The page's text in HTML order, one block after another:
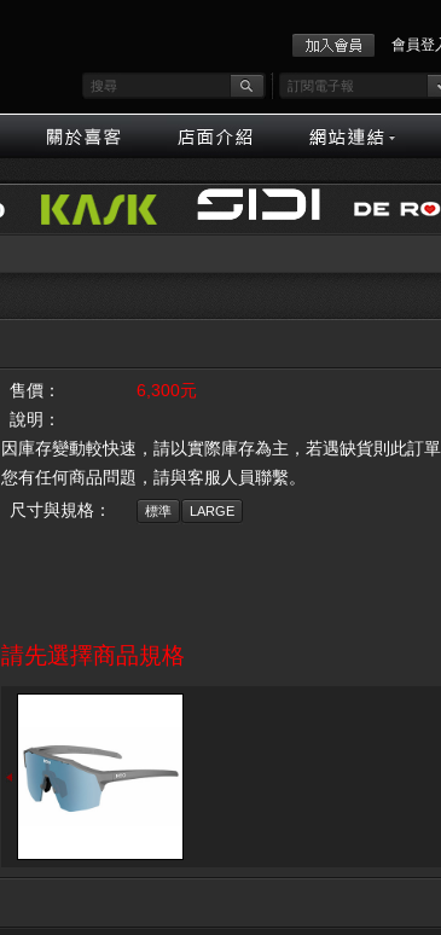
會員登
售價：
6,300元
說明：
因庫存變動較快速，請以實際庫存為主，若遇缺貨則此訂
您有任何商品問題，請與客服人員聯繫。
尺寸與規格：
標準 LARGE
請先選擇商品規格